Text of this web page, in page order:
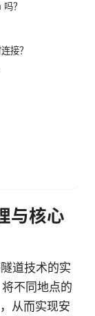
？
接？
与核心
道技术的实
不同地点的
从而实现安